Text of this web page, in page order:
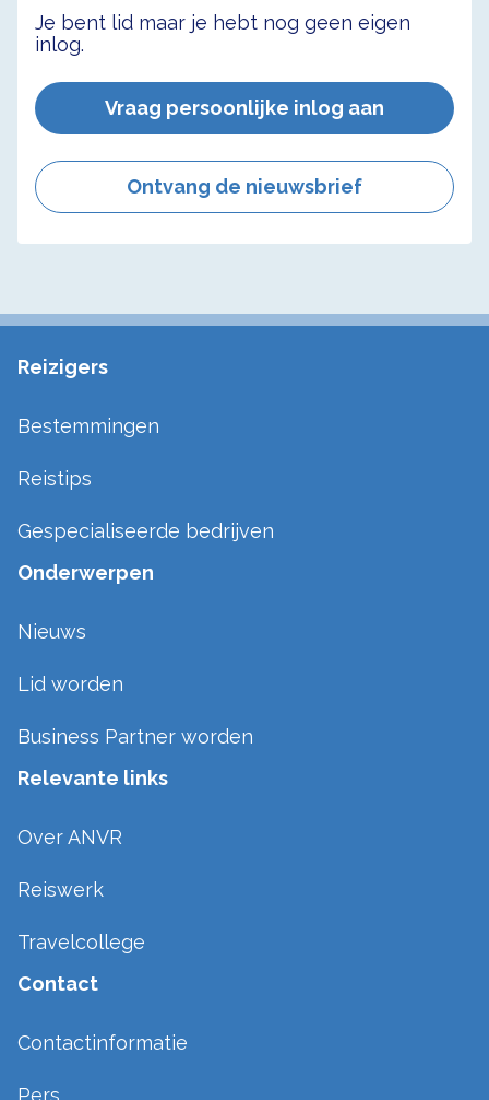
Je bent lid maar je hebt nog geen eigen
inlog.
Vraag persoonlijke inlog aan
Ontvang de nieuwsbrief
Reizigers
Bestemmingen
Reistips
Gespecialiseerde bedrijven
Onderwerpen
Nieuws
Lid worden
Business Partner worden
Relevante links
Over ANVR
Reiswerk
Travelcollege
Contact
Contactinformatie
Pers